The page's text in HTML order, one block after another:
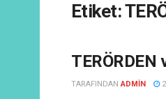
Etiket:
YÜCE DEVLET
TERÖRDEN
TARAFINDAN ADMIN 2